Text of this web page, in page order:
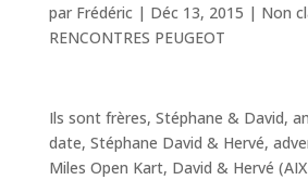
par Frédéric| Déc 13, 2015 | Non
RENCONTRES PEUGEOT
Ils sont frères, Stéphane & David,
date, Stéphane David & Hervé,
Miles Open Kart, David & Hervé